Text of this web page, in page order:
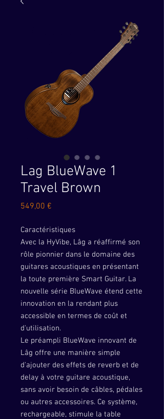
Lag BlueWave 1
Travel Brown
549,00 €
Caractéristiques
Avec la HyVibe, Lâg a réaffirmé son
rôle pionnier dans le domaine des
guitares acoustiques en présentant
la toute première Smart Guitar. La
nouvelle série BlueWave étend cette
innovation en la rendant plus
accessible en termes de coût et
d'utilisation.
Le préampli BlueWave innovant de
Lâg offre une manière simple
d'ajouter des effets de reverb et de
delay à votre guitare acoustique,
sans avoir besoin de câbles, pédales
ou autres accessoires. Ce système,
rechargeable, stimule la table